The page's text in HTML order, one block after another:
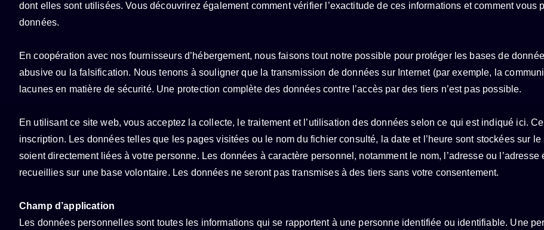
dont elles sont utilisées. Vous découvrirez également comment vérifier l’exactitude de ces informations et comment
données.
En coopération avec nos fournisseurs d’hébergement, nous faisons tout notre possible pour protéger les bases de
abusive ou la falsification. Nous tenons à souligner que la transmission de données sur Internet (par exemple, la
lacunes en matière de sécurité. Une protection complète des données contre l’accès par des tiers n’est pas possible.
En utilisant ce site web, vous acceptez la collecte, le traitement et l’utilisation des données selon ce qui est indiqué ici.
inscription. Les données telles que les pages visitées ou le nom du fichier consulté, la date et l’heure sont stockées sur
soient directement liées à votre personne. Les données à caractère personnel, notamment le nom, l’adresse ou
recueillies sur une base volontaire. Les données ne seront pas transmises à des tiers sans votre consentement.
Champ d’application
Les données personnelles sont toutes les informations qui se rapportent à une personne identifiée ou identifiable. Une